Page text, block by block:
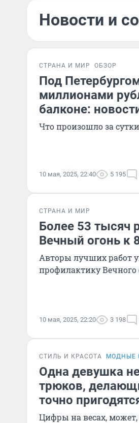
Новости и
СТРАНА И МИР ОБЗОР
Под
миллионами
балконе:
Что произошло за сутки
10 мая, 2025, 22:40 5 195
СТРАНА И МИР
Более 53 тысяч
Вечный огонь к
Авторы лучших работ
профилактику Вечного
10 мая, 2025, 22:20 3 198
СТИЛЬ И КРАСОТА МОДНЫЕ
Одна девушка
трюков,
точно
Цифры на весах,